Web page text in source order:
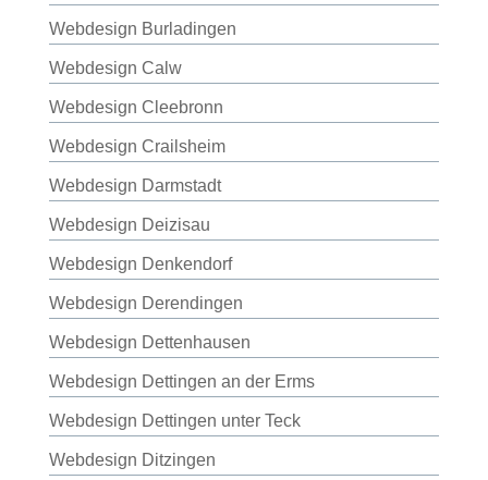
Webdesign Burladingen
Webdesign Calw
Webdesign Cleebronn
Webdesign Crailsheim
Webdesign Darmstadt
Webdesign Deizisau
Webdesign Denkendorf
Webdesign Derendingen
Webdesign Dettenhausen
Webdesign Dettingen an der Erms
Webdesign Dettingen unter Teck
Webdesign Ditzingen